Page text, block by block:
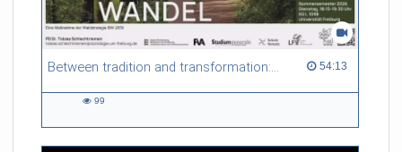
Between tradition and transformation: how owners, advisers and institutions co-create knowledge for resilient forests in Europe 54:13
54:13 duration
99